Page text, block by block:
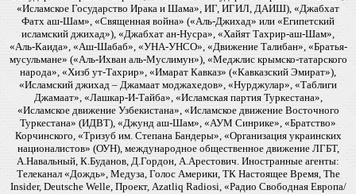
«Исламское Государство Ирака и Шама», ИГ, ИГИЛ, ДАИШ), «Джабхат
Фатх аш-Шам», «Священная война» («Аль-Джихад» или «Египетский
исламский джихад»), «Джабхат ан-Нусра», «Хайят Тахрир-аш-Шам»,
«Аль-Каида», «Аш-Шабаб», «УНА-УНСО», «Движение Талибан», «Братья-
мусульмане» («Аль-Ихван аль-Муслимун»), «Меджлис крымско-татарского
народа», «Хизб ут-Тахрир», «Имарат Кавказ» («Кавказский Эмират»),
«Исламский джихад – Джамаат моджахедов», «Нурджулар», «Таблиги
Джамаат», «Лашкар-И-Тайба», «Исламская партия Туркестана»,
«Исламское движение Узбекистана», «Исламское движение Восточного
Туркестана» (ИДВТ), «Джунд аш-Шам», «АУМ Синрике», «Братство»
Корчинского, «Тризуб им. Степана Бандеры», «Организация украинских
националистов» (ОУН), международное общественное движение ЛГБТ,
А.Навальный, К.Буданов, Д.Гордон, А.Арестович. Иностранные агенты:
Телеканал «Дождь», Медуза, Голос Америки, ТК Настоящее Время, The
Insider, Deutsche Welle, Проект, Azatliq Radiosi, «Радио Свободная Европа/